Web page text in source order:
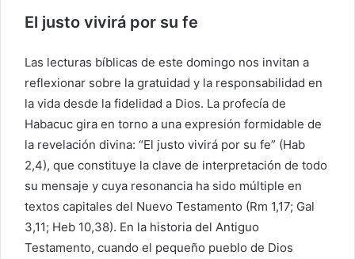
El justo vivirá por su fe
Las lecturas bíblicas de este domingo nos invitan a
reflexionar sobre la gratuidad y la responsabilidad en
la vida desde la fidelidad a Dios. La profecía de
Habacuc gira en torno a una expresión formidable de
la revelación divina: “El justo vivirá por su fe” (Hab
2,4), que constituye la clave de interpretación de todo
su mensaje y cuya resonancia ha sido múltiple en
textos capitales del Nuevo Testamento (Rm 1,17; Gal
3,11; Heb 10,38). En la historia del Antiguo
Testamento, cuando el pequeño pueblo de Dios